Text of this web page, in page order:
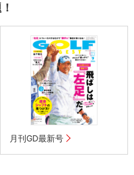
月刊GD最新号